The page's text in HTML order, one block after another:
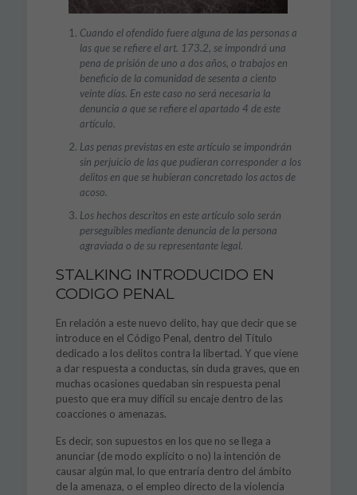
Cuando el ofendido fuere alguna de las personas a
las que se refiere el art. 173.2, se impondrá una
pena de prisión de uno a dos años, o trabajos en
beneficio de la comunidad de sesenta a ciento
veinte días. En este caso no será necesaria la
denuncia a que se refiere el apartado 4 de este
artículo.
Las penas previstas en este artículo se impondrán
sin perjuicio de las que pudieran corresponder a los
delitos en que se hubieran concretado los actos de
acoso.
Los hechos descritos en este artículo solo serán
perseguibles mediante denuncia de la persona
agraviada o de su representante legal.
STALKING INTRODUCIDO EN
CODIGO PENAL
En relación a este nuevo delito, hay que decir que se
introduce en el Código Penal, dentro del Título
dedicado a los delitos contra la libertad. Y que viene
a dar respuesta a conductas, sin duda graves, que en
muchas ocasiones quedaban sin respuesta penal
puesto que era muy difícil su encaje dentro de las
coacciones o amenazas.
Es decir, son supuestos en los que no se llega a
anunciar (de modo explícito o no) la intención de
causar algún mal, lo que entraría dentro del ámbito
de la amenaza, o el empleo directo de la violencia